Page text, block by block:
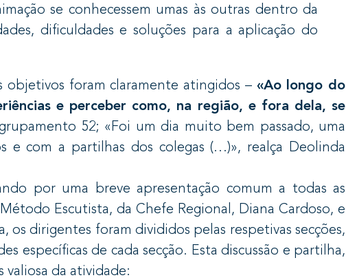
se conhecessem umas às outras dentro da
dificuldades e soluções para a aplicação do
foram claramente atingidos – «Ao longo do
e perceber como, na região, e fora dela, se
52; «Foi um dia muito bem passado, uma
e com a partilhas dos colegas (…)», realça Deolinda
por uma breve apresentação comum a todas as
Escutista, da Chefe Regional, Diana Cardoso, e
os dirigentes foram divididos pelas respetivas secções,
específicas de cada secção. Esta discussão e partilha,
da atividade: